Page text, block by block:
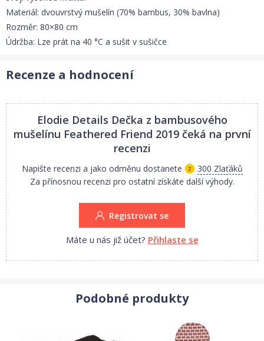
Materiál: dvouvrstvý mušelín (70% bambus, 30% bavlna)
Rozměr: 80×80 cm
Údržba: Lze prát na 40 °C a sušit v sušičce
Recenze a hodnocení
Elodie Details Dečka z bambusového
mušelínu Feathered Friend 2019 čeká na první
recenzi
Napište recenzi a jako odměnu dostanete
300 Zlaťáků
Za přínosnou recenzi pro ostatní získáte další výhody.
Registrovat se
Máte u nás již účet? Přihlaste se
Podobné produkty